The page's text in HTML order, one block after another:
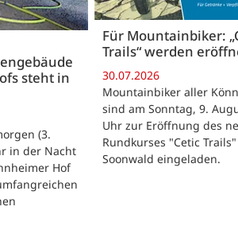
steht in
(3.
in der Nacht
Hof
Für Mountainbiker:
Trails“ werden
30.07.2026
Mountainbiker aller
sind am Sonntag, 9.
Uhr zur Eröffnung des
Rundkurses "Cetic
Soonwald eingeladen.